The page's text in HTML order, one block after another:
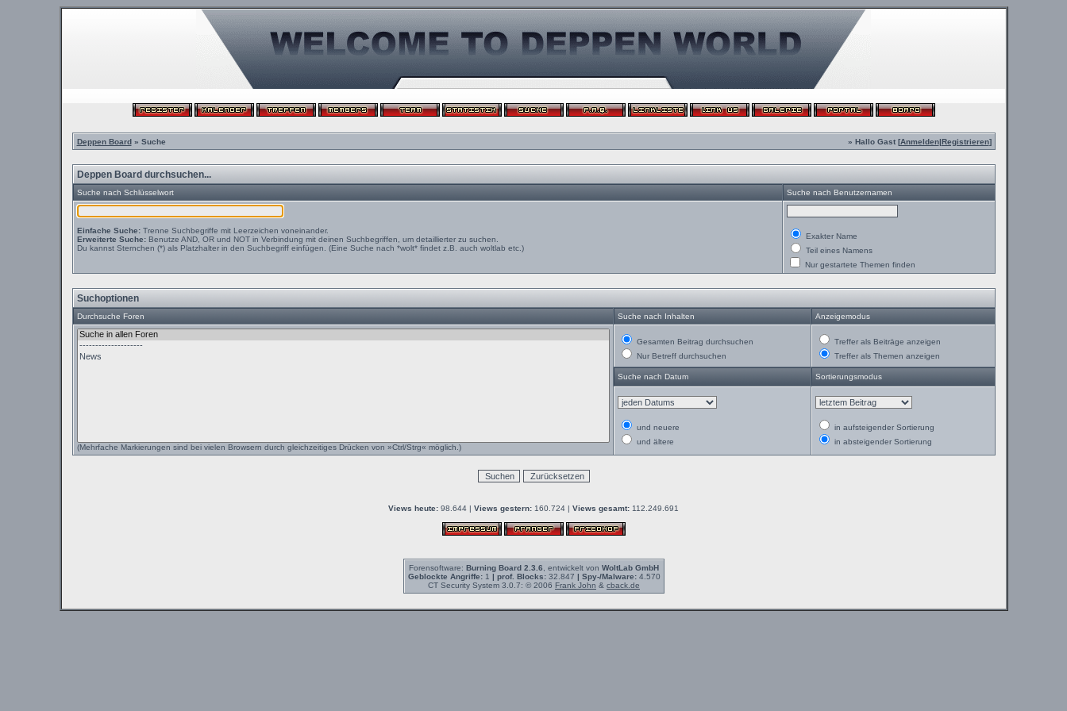
Deppen Board» Suche » Hallo Gast [Anmelden|Registrieren]
Deppen Board durchsuchen...
Suche nach Schlüsselwort Suche nach Benutzernamen
Einfache Suche:Trenne Suchbegriffe mit Leerzeichen voneinander.
Erweiterte Suche:Benutze AND, OR und NOT in Verbindung mit deinen Suchbegriffen, um detaillierter zu suchen.
Du kannst Sternchen (*) als Platzhalter in den Suchbegriff einfügen. (Eine Suche nach *wolt* findet z.B. auch woltlab etc.)
Exakter Name
Teil eines Namens
Nur gestartete Themen finden
Suchoptionen
Durchsuche Foren Suche nach Inhalten Anzeigemodus
(Mehrfache Markierungen sind bei vielen Browsern durch gleichzeitiges Drücken von »Ctrl/Strg« möglich.)
Gesamten Beitrag durchsuchen
Nur Betreff durchsuchen
Treffer als Beiträge anzeigen
Treffer als Themen anzeigen
Suche nach Datum Sortierungsmodus
und neuere
und ältere
in aufsteigender Sortierung
in absteigender Sortierung
Views heute: 98.644 | Views gestern: 160.724 | Views gesamt: 112.249.691
Forensoftware: Burning Board 2.3.6 , entwickelt von WoltLab GmbH
Geblockte Angriffe:1 | prof. Blocks:32.847 | Spy-/Malware:4.570
CT Security System 3.0.7: © 2006 Frank John & cback.de